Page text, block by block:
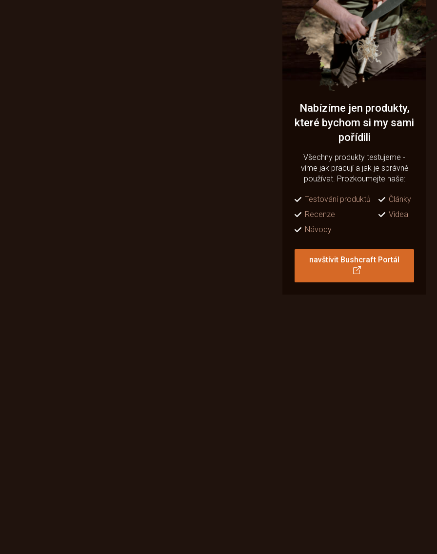
Nabízíme jen produkty,
které bychom si my sami
pořídili
Všechny produkty testujeme -
víme jak pracují a jak je správně
používat. Prozkoumejte naše:
Testování produktů
Články
Recenze
Videa
Návody
navštívit Bushcraft Portál